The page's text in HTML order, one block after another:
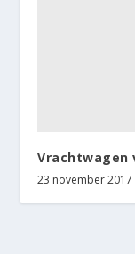
Vrachtwagen
23 november 2017